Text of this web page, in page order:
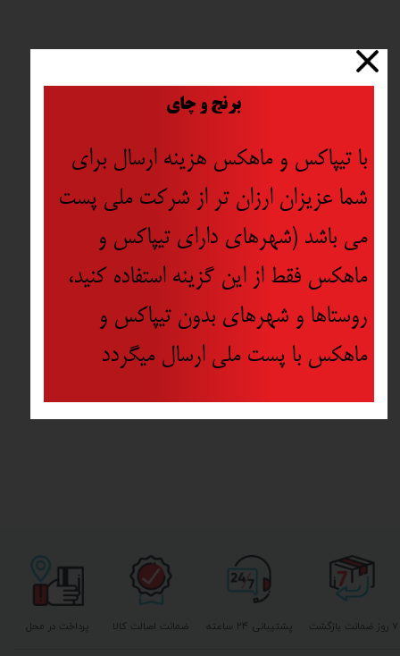
پشتیبانی ۲۴ ساعته پرداخت در محل ۷ روز ضمانت بازگشت ضمانت اصالت کالا
برنج و چای
با تیپاکس و ماهکس هزینه ارسال برای
شما عزیزان ارزان تر از شرکت ملی پست
می باشد (شهرهای دارای تیپاکس و
ماهکس فقط از این گزینه استفاده کنید،
روستاها و شهرهای بدون تیپاکس و
ماهکس با پست ملی ارسال میگردد